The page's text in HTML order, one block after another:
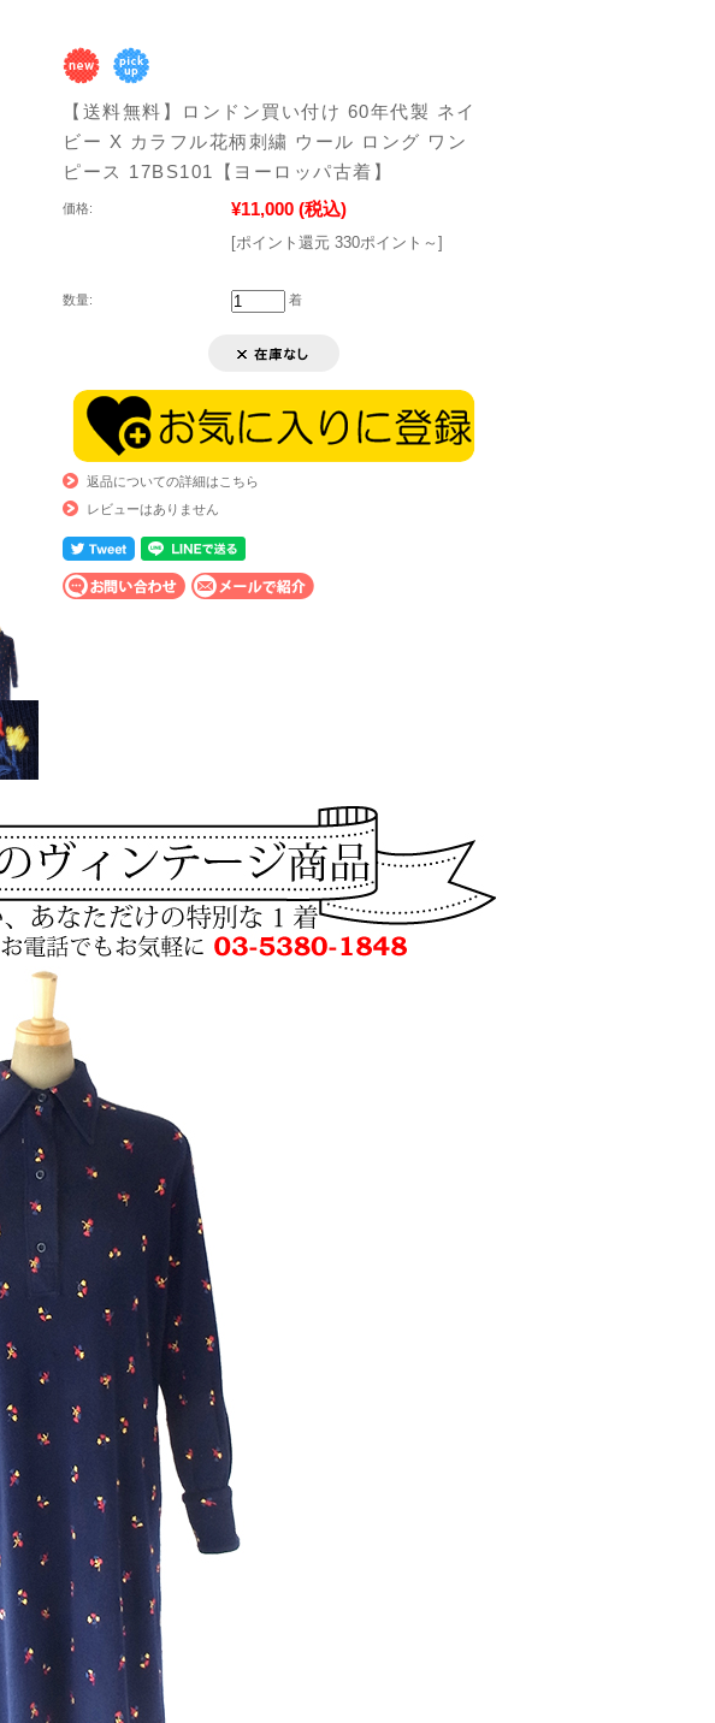
【送料無料】ロンドン買い付け 60年代製 ネイ
ビー X カラフル花柄刺繍 ウール ロング ワン
ピース 17BS101【ヨーロッパ古着】
価格: ¥11,000 (税込)
[ポイント還元 330ポイント～]
数量: 着
返品についての詳細はこちら
レビューはありません